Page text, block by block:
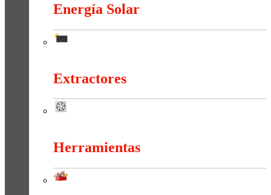
Energía Solar
Extractores
Herramientas